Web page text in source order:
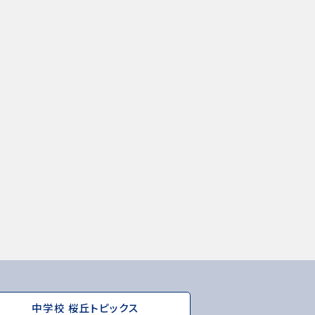
中学校 桜丘トピックス